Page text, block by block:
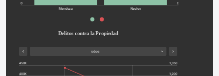
0 0
Mendoza Nacion
Delitos contra la Propiedad
robos
400K
450K
1,200
1,350